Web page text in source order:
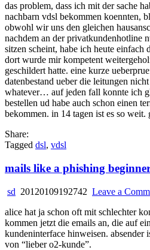
das problem, dass ich mit der sache
nachbarn vdsl bekommen koennten,
obwohl wir uns den gleichen
nachdem an der privatkundenhotline
sitzen scheint, habe ich heute einfach
dort wurde mir kompetent
geschildert hatte. eine kurze
datenbestand ueber die leitungen
whatever… auf jeden fall konnte ich
bestellen ud habe auch schon einen
bekommen. in 14 tagen ist es so weit.
Share:
Tagged dsl, vdsl
mails like a phishing
sd 20120109192742 Leave a
alice hat ja schon oft mit schlechter
kommen jetzt die emails an, die auf
kundeninterface hinweisen. absender
von “lieber o2-kunde”.